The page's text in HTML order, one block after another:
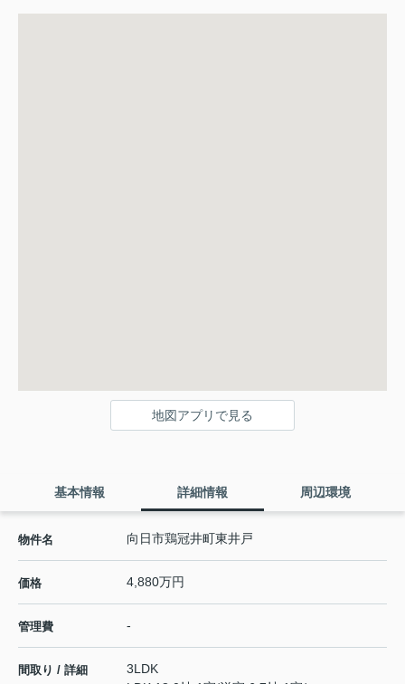
地図アプリで見る
基本情報 詳細情報 周辺環境
物件名 向日市鶏冠井町東井戸
価格 4,880万円
管理費 -
間取り / 詳細
3LDK